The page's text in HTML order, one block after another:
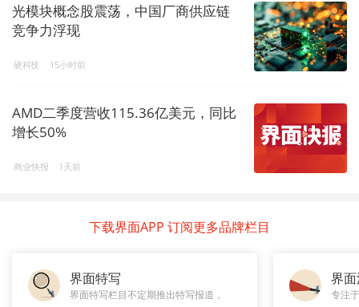
光模块概念股震荡，中国厂商供应链
竞争力浮现
硬科技 15小时前
AMD二季度营收115.36亿美元，同比
增长50%
商业快报 1天前
下载界面APP 订阅更多品牌栏目
界面特写
界面特写栏目不定期推出特写报道，
界
专注